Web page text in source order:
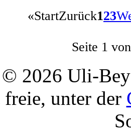
«StartZurück123
Seite 1
2026 Uli-
freie, unter der